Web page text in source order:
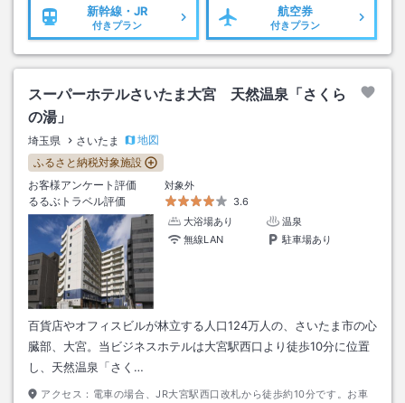
新幹線・JR
付きプラン
航空券
付きプラン
スーパーホテルさいたま大宮 天然温泉「さくら
の湯」
埼玉県 さいたま
地図
ふるさと納税対象施設
お客様アンケート評価
対象外
るるぶトラベル評価
3.6
大浴場あり
温泉
無線LAN
駐車場あり
百貨店やオフィスビルが林立する人口124万人の、さいたま市の心
臓部、大宮。当ビジネスホテルは大宮駅西口より徒歩10分に位置
し、天然温泉「さく…
アクセス： 電車の場合、JR大宮駅西口改札から徒歩約10分です。お車